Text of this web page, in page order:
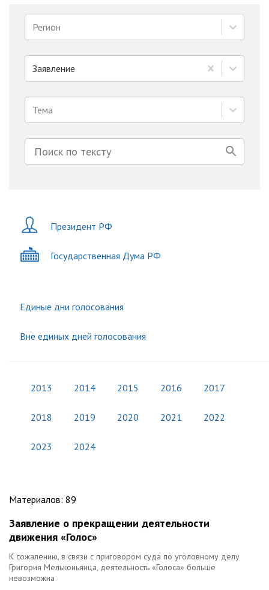
Регион
Заявление
Тема
Президент РФ
Государственная Дума РФ
Единые дни голосования
Вне единых дней голосования
2013 2014 2015 2016 2017
2018 2019 2020 2021 2022
2023 2024
Материалов: 89
Заявление о прекращении деятельности
движения «Голос»
К сожалению, в связи с приговором суда по уголовному делу
Григория Мельконьянца, деятельность «Голоса» больше
невозможна